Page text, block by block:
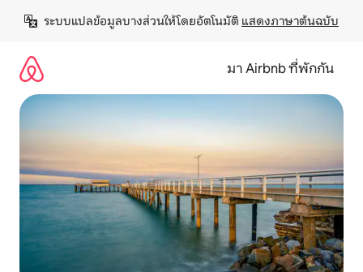
เนื้อหา
ระบบแปลข้อมูลบางส่วนให้โดยอัตโนมัติ แสดงภาษาต้นฉบับ
มา Airbnb ที่พักกัน